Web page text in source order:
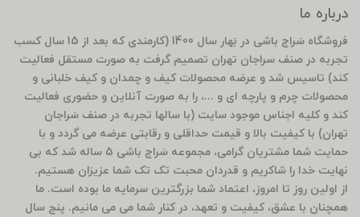
درباره ما
فروشگاه سَراج باشی در بَهار سال 1400 (کارمندی که بعد از 15 سال کسب
تجربه در صنف سراجان تهران تصمیم گرفت به صورت مستقل فعالیت
کند) تاسیس شد و عرضه محصولات کیف و چمدان و کیف خلبانی و
محصولات چرم و پارچه ای و ...، را به صورت آنلاین و حضوری فعالیت
کند و کلیه اجناس موجود سایت (با سالها تجربه در صنف سَراجان
تهران) با کیفیت بالا و قیمت حداقلی و رقابتی عرضه می گردد و با
حمایت شما مشتریان گرامی، مجموعه سَراج باشی 5 ساله شد که بی
نهایت خدا را شاکریم و قدردان محبت تک تک شما عزیزان هستیم.
از اولین روز تا امروز، اعتماد شما بزرگترین سرمایه ما بوده است. ما
همچنان با عشق، کیفیت و تعهد، در کنار شما می می مانیم. پنج سال